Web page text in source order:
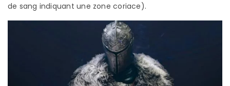
de sang indiquant une zone coriace).